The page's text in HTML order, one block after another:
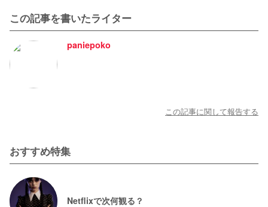
この記事を書いたライター
paniepoko
この記事に関して報告する
おすすめ特集
Netflixで次何観る？